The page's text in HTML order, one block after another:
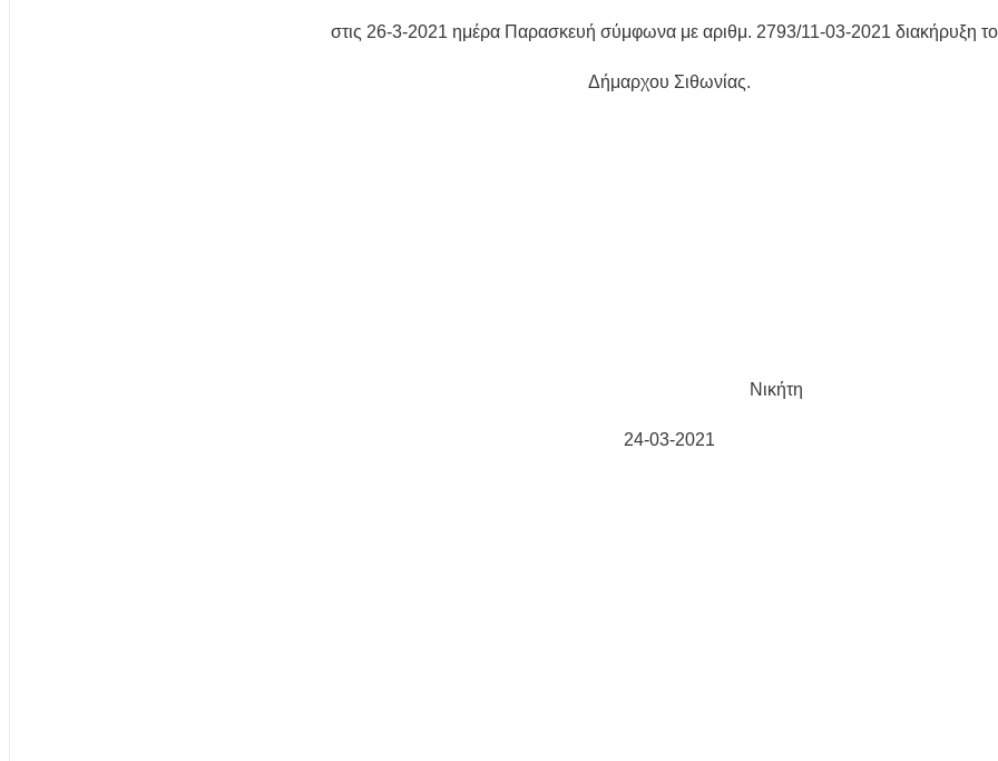
στις 26-3-2021 ημέρα Παρασκευή σύμφωνα με αριθμ. 2793/11-03-2021 διακήρυξη
Δήμαρχου Σιθωνίας.
Νικήτη
24-03-2021